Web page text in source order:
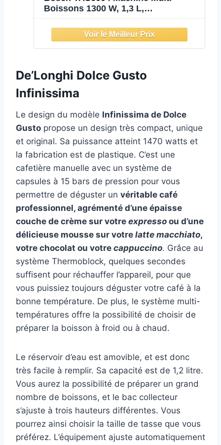
Boissons 1300 W, 1,3 L,
De’Longhi Dolce Gusto
Infinissima
Le design du modèle Infinissima de Dolce
Gusto propose un design très compact, unique
et original. Sa puissance atteint 1470 watts et
la fabrication est de plastique. C’est une
cafetière manuelle avec un système de
capsules à 15 bars de pression pour vous
permettre de déguster un véritable café
professionnel, agrémenté d’une épaisse
couche de crème sur votre expresso ou d’une
délicieuse mousse sur votre latte macchiato,
votre chocolat ou votre cappuccino. Grâce au
système Thermoblock, quelques secondes
suffisent pour réchauffer l’appareil, pour que
vous puissiez toujours déguster votre café à la
bonne température. De plus, le système multi-
températures offre la possibilité de choisir de
préparer la boisson à froid ou à chaud.
Le réservoir d’eau est amovible, et est donc
très facile à remplir. Sa capacité est de 1,2 litre.
Vous aurez la possibilité de préparer un grand
nombre de boissons, et le bac collecteur
s’ajuste à trois hauteurs différentes. Vous
pourrez ainsi choisir la taille de tasse que vous
préférez. L’équipement ajuste automatiquement